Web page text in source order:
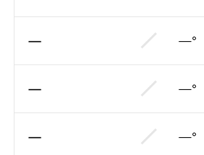
— —°
— —°
— —°